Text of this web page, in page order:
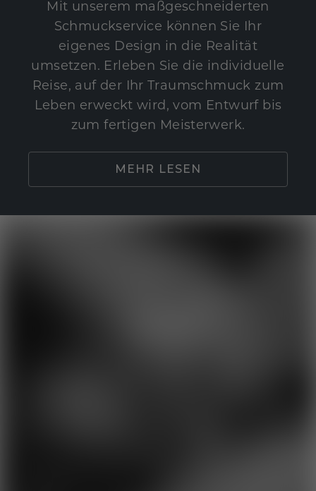
Mit unserem maßgeschneiderten
Schmuckservice können Sie Ihr
eigenes Design in die Realität
umsetzen. Erleben Sie die individuelle
Reise, auf der Ihr Traumschmuck zum
Leben erweckt wird, vom Entwurf bis
zum fertigen Meisterwerk.
MEHR LESEN